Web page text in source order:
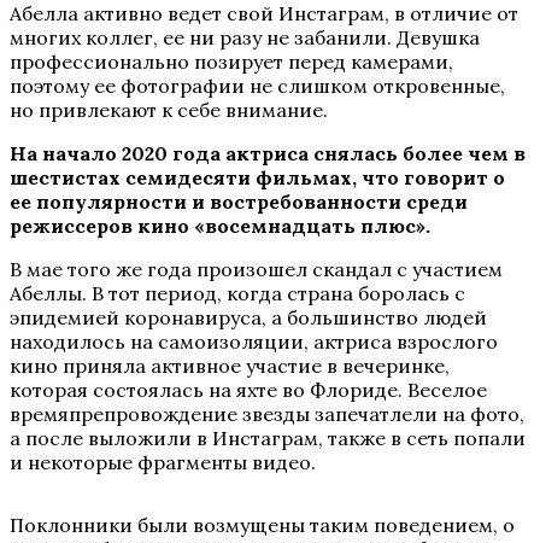
Абелла активно ведет свой Инстаграм, в отличие от
многих коллег, ее ни разу не забанили. Девушка
профессионально позирует перед камерами,
поэтому ее фотографии не слишком откровенные,
но привлекают к себе внимание.
На начало 2020 года актриса снялась более чем в
шестистах семидесяти фильмах, что говорит о
ее популярности и востребованности среди
режиссеров кино «восемнадцать плюс».
В мае того же года произошел скандал с участием
Абеллы. В тот период, когда страна боролась с
эпидемией коронавируса, а большинство людей
находилось на самоизоляции, актриса взрослого
кино приняла активное участие в вечеринке,
которая состоялась на яхте во Флориде. Веселое
времяпрепровождение звезды запечатлели на фото,
а после выложили в Инстаграм, также в сеть попали
и некоторые фрагменты видео.
Поклонники были возмущены таким поведением, о